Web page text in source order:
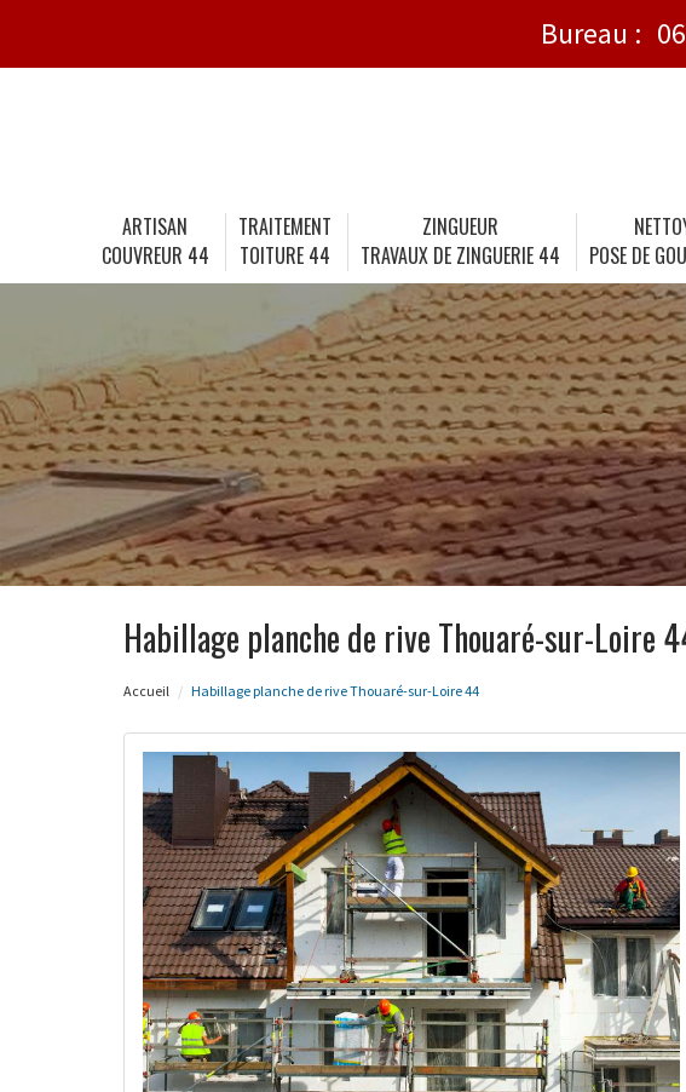
Bureau :
ARTISAN
COUVREUR 44
TRAITEMENT
TOITURE 44
ZINGUEUR
TRAVAUX DE ZINGUERIE 44
POSE DE
Habillage planche de rive Thouaré-sur-Loire
Accueil Habillage planche de rive Thouaré-sur-Loire 44